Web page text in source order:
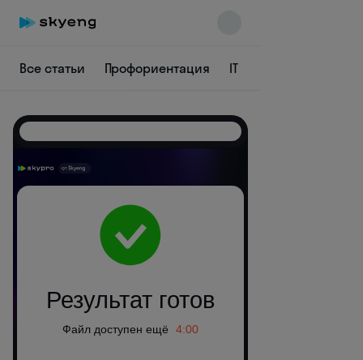
Все статьи Профориентация IT
Skyeng Chat